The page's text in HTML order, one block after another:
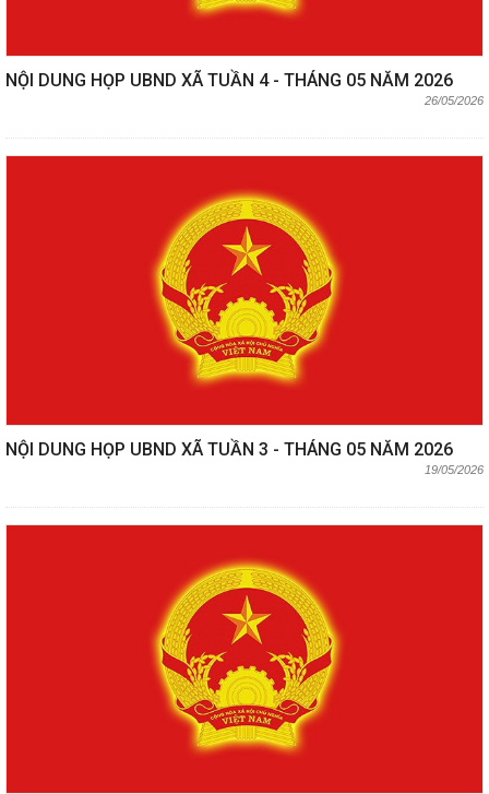
NỘI DUNG HỌP UBND XÃ TUẦN 4 - THÁNG 05 NĂM 2026
26/05/2026
NỘI DUNG HỌP UBND XÃ TUẦN 3 - THÁNG 05 NĂM 2026
19/05/2026